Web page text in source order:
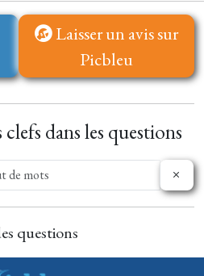
Laisser un avis sur
Picbleu
dans les questions
questions